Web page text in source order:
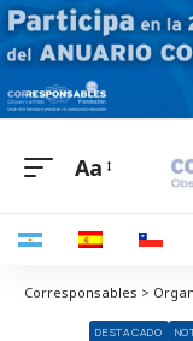
Aa
DESTACADO